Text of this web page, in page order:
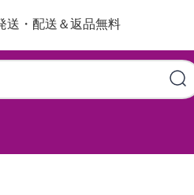
送・配送＆返品無料